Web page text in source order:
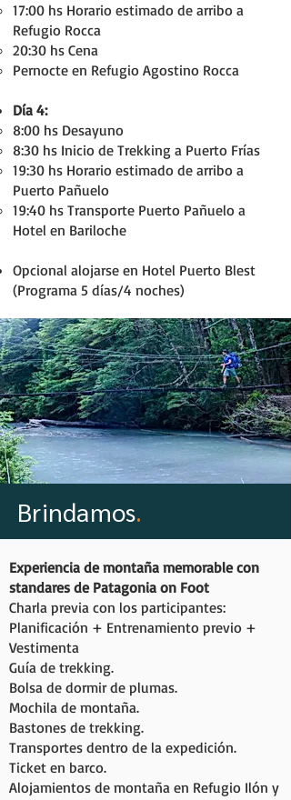
17:00 hs Horario estimado de arribo a
Refugio Rocca
20:30 hs Cena
Pernocte en Refugio Agostino Rocca
Día 4:
8:00 hs Desayuno
8:30 hs Inicio de Trekking a Puerto Frías
19:30 hs Horario estimado de arribo a
Puerto Pañuelo
19:40 hs Transporte Puerto Pañuelo a
Hotel en Bariloche
Opcional alojarse en Hotel Puerto Blest
(Programa 5 días/4 noches)
Brindamos.
Experiencia de montaña memorable con
standares de Patagonia on Foot
Charla previa con los participantes:
Planificación + Entrenamiento previo +
Vestimenta
Guía de trekking.
Bolsa de dormir de plumas.
Mochila de montaña.
Bastones de trekking.
Transportes dentro de la expedición.
Ticket en barco.
Alojamientos de montaña en Refugio Ilón y